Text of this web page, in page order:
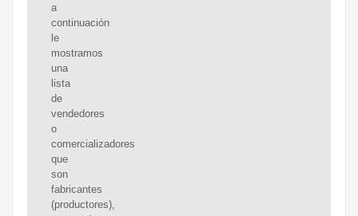
a
continuación
le
mostramos
una
lista
de
vendedores
o
comercializadores
que
son
fabricantes
(productores),